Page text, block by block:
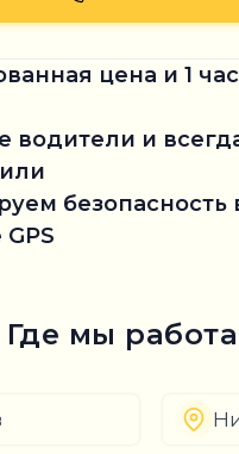
цена и 1
водители и
Где мы